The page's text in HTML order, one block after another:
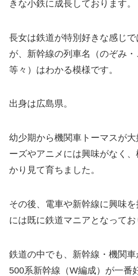
きな小鉄に成長しております。
長女は鉄道が特別好きな感じ
が、新幹線の列車名（のぞみ
等々）はわかる模様です。
出身は広島県。
幼少期から機関車トーマスが
ーズやアニメには興味がなく
かり見て育ちました。
その後、電車や新幹線に興味
には既に鉄道マニアとなってお
鉄道の中でも、新幹線・機関
500系新幹線（W編成）が一番